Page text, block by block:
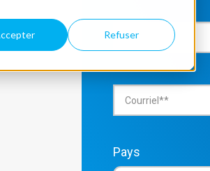
Refuser
Pays